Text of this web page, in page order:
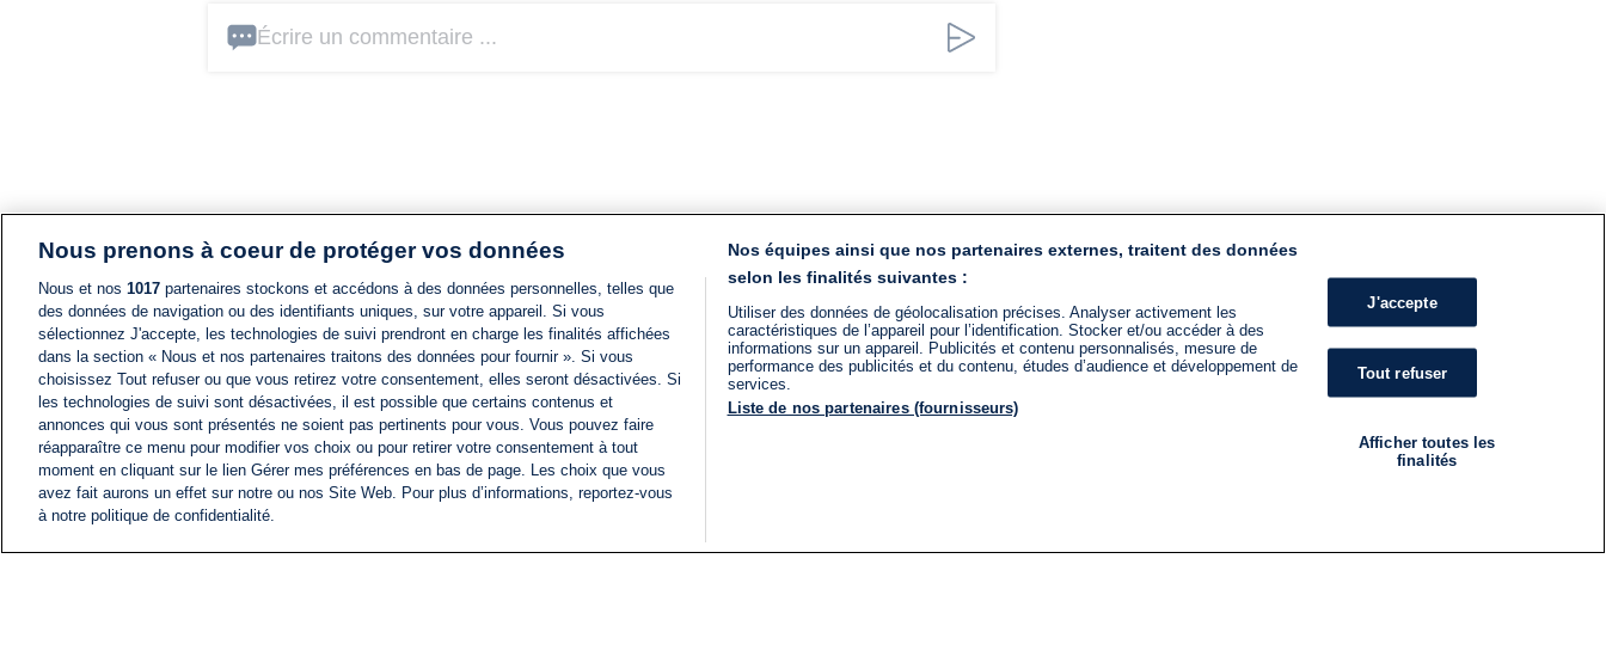
Écrire un commentaire ...
Nous prenons à coeur de protéger vos données
Nous et nos 1017 partenaires stockons et accédons à des données personnelles, telles que
des données de navigation ou des identifiants uniques, sur votre appareil. Si vous
sélectionnez J'accepte, les technologies de suivi prendront en charge les finalités affichées
dans la section « Nous et nos partenaires traitons des données pour fournir ». Si vous
choisissez Tout refuser ou que vous retirez votre consentement, elles seront désactivées. Si
les technologies de suivi sont désactivées, il est possible que certains contenus et
annonces qui vous sont présentés ne soient pas pertinents pour vous. Vous pouvez faire
réapparaître ce menu pour modifier vos choix ou pour retirer votre consentement à tout
moment en cliquant sur le lien Gérer mes préférences en bas de page. Les choix que vous
avez fait aurons un effet sur notre ou nos Site Web. Pour plus d’informations, reportez-vous
à notre politique de confidentialité.
Nos équipes ainsi que nos partenaires externes, traitent des données
selon les finalités suivantes :
Utiliser des données de géolocalisation précises. Analyser activement les
caractéristiques de l’appareil pour l’identification. Stocker et/ou accéder à des
informations sur un appareil. Publicités et contenu personnalisés, mesure de
performance des publicités et du contenu, études d’audience et développement de
services.
Liste de nos partenaires (fournisseurs)
J'accepte
Tout refuser
Afficher toutes les
finalités